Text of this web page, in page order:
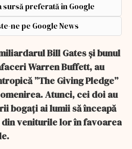
sursă preferată în Google
ne pe Google News
Bill Gates și bunul
Warren Buffett, au
”The Giving Pledge”
Atunci, cei doi au
bogați ai lumii să înceapă
veniturile lor în favoarea